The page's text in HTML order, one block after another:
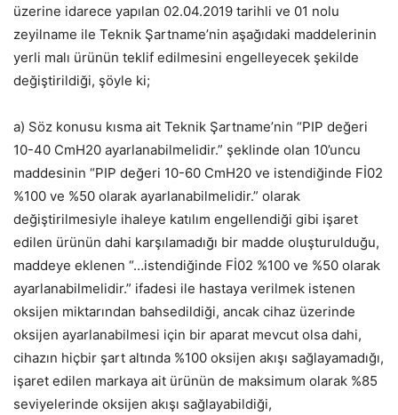
üzerine idarece yapılan 02.04.2019 tarihli ve 01 nolu
zeyilname ile Teknik Şartname’nin aşağıdaki maddelerinin
yerli malı ürünün teklif edilmesini engelleyecek şekilde
değiştirildiği, şöyle ki;
a) Söz konusu kısma ait Teknik Şartname’nin “PIP değeri
10-40 CmH20 ayarlanabilmelidir.” şeklinde olan 10’uncu
maddesinin “PIP değeri 10-60 CmH20 ve istendiğinde Fİ02
%100 ve %50 olarak ayarlanabilmelidir.” olarak
değiştirilmesiyle ihaleye katılım engellendiği gibi işaret
edilen ürünün dahi karşılamadığı bir madde oluşturulduğu,
maddeye eklenen “…istendiğinde Fİ02 %100 ve %50 olarak
ayarlanabilmelidir.” ifadesi ile hastaya verilmek istenen
oksijen miktarından bahsedildiği, ancak cihaz üzerinde
oksijen ayarlanabilmesi için bir aparat mevcut olsa dahi,
cihazın hiçbir şart altında %100 oksijen akışı sağlayamadığı,
işaret edilen markaya ait ürünün de maksimum olarak %85
seviyelerinde oksijen akışı sağlayabildiği,